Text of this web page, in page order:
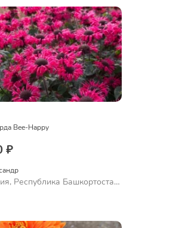
Bee-Happy
₽
Республика Башкортостан,